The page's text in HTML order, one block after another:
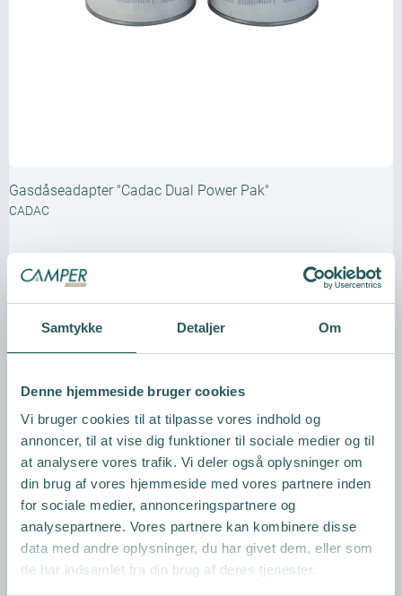
Samtykke Detaljer Om
Denne hjemmeside bruger cookies
Vi bruger cookies til at tilpasse vores indhold og
annoncer, til at vise dig funktioner til sociale medier og til
at analysere vores trafik. Vi deler også oplysninger om
din brug af vores hjemmeside med vores partnere inden
for sociale medier, annonceringspartnere og
analysepartnere. Vores partnere kan kombinere disse
data med andre oplysninger, du har givet dem, eller som
de har indsamlet fra din brug af deres tjenester.
Gasdåseadapter "Cadac Dual Power Pak"
CADAC
Vis produkt